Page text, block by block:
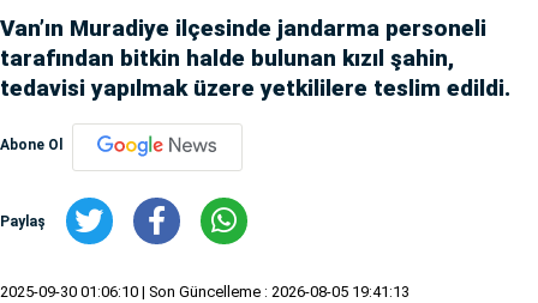
Van’ın Muradiye ilçesinde jandarma personeli
tarafından bitkin halde bulunan kızıl şahin,
tedavisi yapılmak üzere yetkililere teslim edildi.
Abone Ol
Paylaş
2025-09-30 01:06:10 | Son Güncelleme : 2026-08-05 19:41:13